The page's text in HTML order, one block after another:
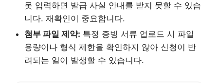
못 입력하면 발급 사실 안내를 받지 못할 수 있습
니다. 재확인이 중요합니다.
첨부 파일 제약: 특정 증빙 서류 업로드 시 파일
용량이나 형식 제한을 확인하지 않아 신청이 반
려되는 일이 발생할 수 있습니다.